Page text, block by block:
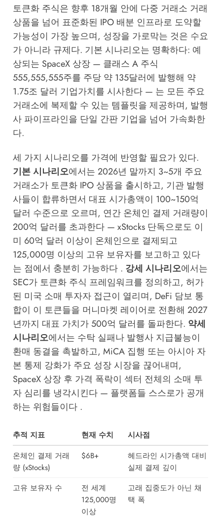
토큰화 주식은 향후 18개월 안에 다중 거래소 거래
상품을 넘어 표준화된 IPO 배분 인프라로 도약할
가능성이 가장 높으며, 성장을 가로막는 것은 수요
가 아니라 규제다. 기본 시나리오는 명확하다: 예
상되는 SpaceX 상장 — 클래스 A 주식
555,555,555주를 주당 약 135달러에 발행해 약
1.75조 달러 기업가치를 시사한다 — 는 모든 주요
거래소에 복제할 수 있는 템플릿을 제공하며, 발행
사 파이프라인을 단일 간판 기업을 넘어 가속화한
다.
세 가지 시나리오를 가격에 반영할 필요가 있다.
기본 시나리오에서는 2026년 말까지 3~5개 주요
거래소가 토큰화 IPO 상품을 출시하고, 기관 발행
사들이 합류하면서 대표 시가총액이 100~150억
달러 수준으로 오르며, 연간 온체인 결제 거래량이
200억 달러를 초과한다 — xStocks 단독으로도 이
미 60억 달러 이상이 온체인으로 결제되고
125,000명 이상의 고유 보유자를 보고하고 있다
는 점에서 충분히 가능하다 . 강세 시나리오에서는
SEC가 토큰화 주식 프레임워크를 정의하고, 허가
된 미국 소매 투자자 접근이 열리며, DeFi 담보 통
합이 이 토큰들을 머니마켓 레이어로 전환해 2027
년까지 대표 가치가 500억 달러를 돌파한다. 약세
시나리오에서는 수탁 실패나 발행사 지급불능이
환매 동결을 촉발하고, MiCA 집행 또는 아시아 자
본 통제 강화가 주요 성장 시장을 끊어내며,
SpaceX 상장 후 가격 폭락이 섹터 전체의 소매 투
자 심리를 냉각시킨다 — 플랫폼들 스스로가 공개
하는 위험들이다 .
추적 지표 현재 수치
시사점
온체인 결제 거래
량 (xStocks)
$6B+
헤드라인 시가총액 대비
실제 결제 깊이
고유 보유자 수
전 세계
125,000명
이상
고래 집중도가 아닌 채
택 폭